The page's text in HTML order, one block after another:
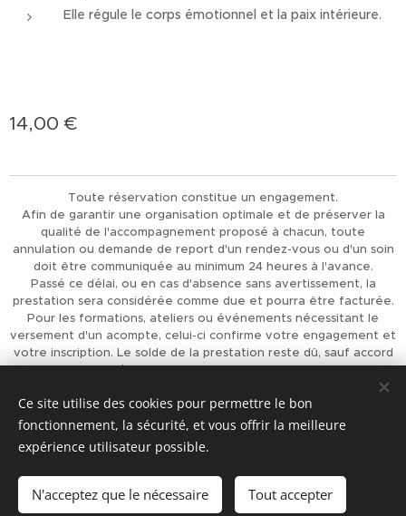
Elle régule le corps émotionnel et la paix intérieure.
14,00 €
Ajouter au panier
Toute réservation constitue un engagement.
Afin de garantir une organisation optimale et de préserver la
qualité de l'accompagnement proposé à chacun, toute
annulation ou demande de report d'un rendez-vous ou d'un soin
doit être communiquée au minimum 24 heures à l'avance.
Passé ce délai, ou en cas d'absence sans avertissement, la
prestation sera considérée comme due et pourra être facturée.
Pour les formations, ateliers ou événements nécessitant le
versement d'un acompte, celui-ci confirme votre engagement et
votre inscription. Le solde de la prestation reste dû, sauf accord
préalable de L'Univers d'Achaiah.
permettent d'offrir à chacun un accompagnement de qualité.
Optimisé parWebnode Cookies
Ce site utilise des cookies pour permettre le bon
fonctionnement, la sécurité, et vous offrir la meilleure
expérience utilisateur possible.
N'acceptez que le nécessaire Tout accepter